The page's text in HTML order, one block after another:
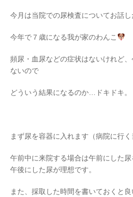
今月は当院での尿検査についてお話し
今年で７歳になる我が家のわんこ
頻尿・血尿などの症状はないけれど
ないので
どういう結果になるのか…ドキドキ。
まず尿を容器に入れます（病院に行く
午前中に来院する場合は午前にした
午後にした尿が理想です。
また、採取した時間を書いておくと良